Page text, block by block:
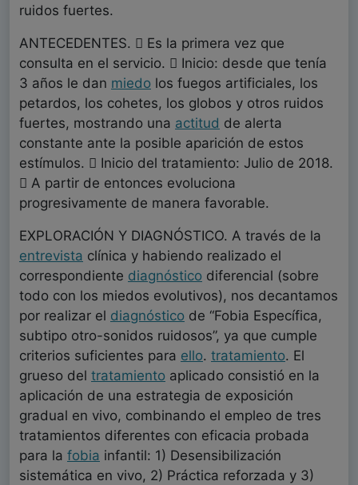
ruidos fuertes.
ANTECEDENTES.  Es la primera vez que
consulta en el servicio.  Inicio: desde que tenía
3 años le dan miedo los fuegos artificiales, los
petardos, los cohetes, los globos y otros ruidos
fuertes, mostrando una actitud de alerta
constante ante la posible aparición de estos
estímulos.  Inicio del tratamiento: Julio de 2018.
 A partir de entonces evoluciona
progresivamente de manera favorable.
EXPLORACIÓN Y DIAGNÓSTICO. A través de la
entrevista clínica y habiendo realizado el
correspondiente diagnóstico diferencial (sobre
todo con los miedos evolutivos), nos decantamos
por realizar el diagnóstico de “Fobia Específica,
subtipo otro-sonidos ruidosos”, ya que cumple
criterios suficientes para ello. tratamiento. El
grueso del tratamiento aplicado consistió en la
aplicación de una estrategia de exposición
gradual en vivo, combinando el empleo de tres
tratamientos diferentes con eficacia probada
para la fobia infantil: 1) Desensibilización
sistemática en vivo, 2) Práctica reforzada y 3)